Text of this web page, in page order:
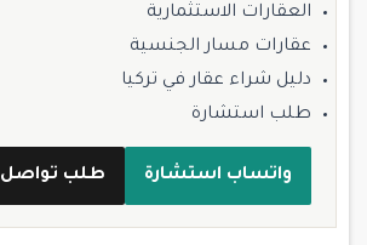
العقارات الاستثمارية
عقارات مسار الجنسية
دليل شراء عقار في تركيا
طلب استشارة
واتساب استشارة طلب تواصل